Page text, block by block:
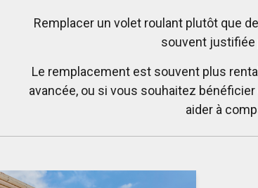
Remplacer un volet roulant plutôt que
souvent justifiée
Le remplacement est souvent plus
avancée, ou si vous souhaitez
aider à